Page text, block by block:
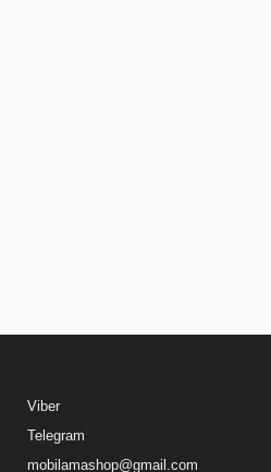
Viber
Telegram
mobilamashop@gmail.com